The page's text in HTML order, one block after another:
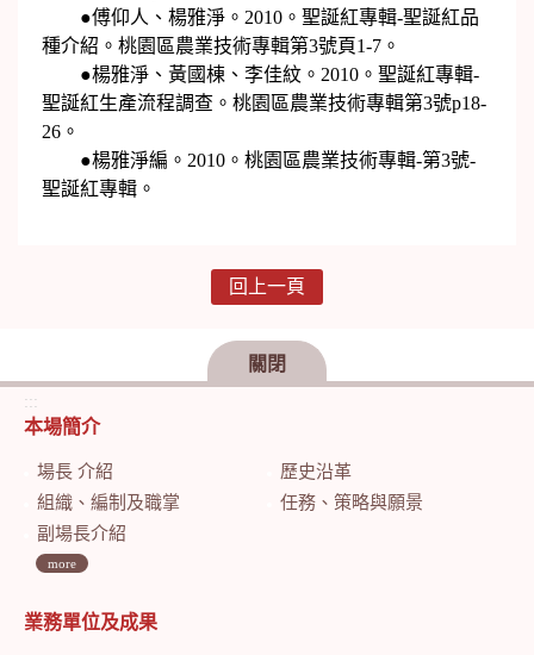
●傅仰人、楊雅淨。2010。聖誕紅專輯-聖誕紅品
種介紹。桃園區農業技術專輯第3號頁1-7。
●楊雅淨、黃國棟、李佳紋。2010。聖誕紅專輯-
聖誕紅生產流程調查。桃園區農業技術專輯第3號p18-
26。
●楊雅淨編。2010。桃園區農業技術專輯-第3號-
聖誕紅專輯。
回上一頁
關閉
:::
本場簡介
場長 介紹
歷史沿革
組織、編制及職掌
任務、策略與願景
副場長介紹
more
業務單位及成果